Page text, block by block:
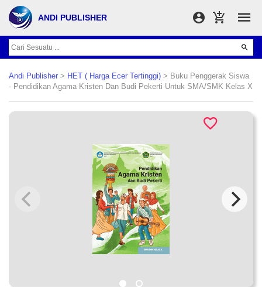
ANDI PUBLISHER
Andi Publisher > HET ( Harga Ecer Tertinggi) > Buku Penggerak Siswa
- Pendidikan Agama Kristen Dan Budi Pekerti Untuk SMA/SMK Kelas X